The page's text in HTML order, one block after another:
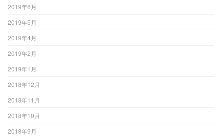
2019年6月
2019年5月
2019年4月
2019年2月
2019年1月
2018年12月
2018年11月
2018年10月
2018年9月